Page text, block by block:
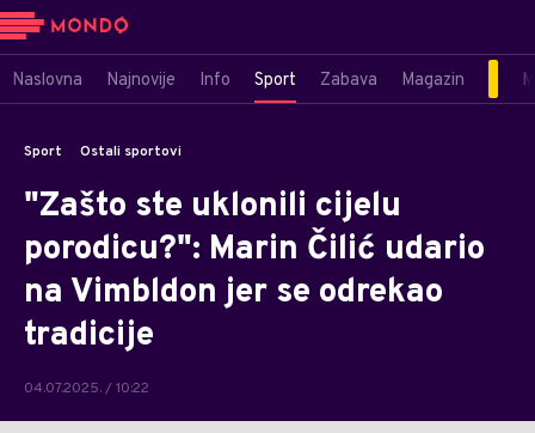
Naslovna Najnovije Info Sport Zabava Magazin
Sport Ostali sportovi
"Zašto ste uklonili cijelu
porodicu?": Marin Čilić udario
na Vimbldon jer se odrekao
tradicije
04.07.2025. / 10:22